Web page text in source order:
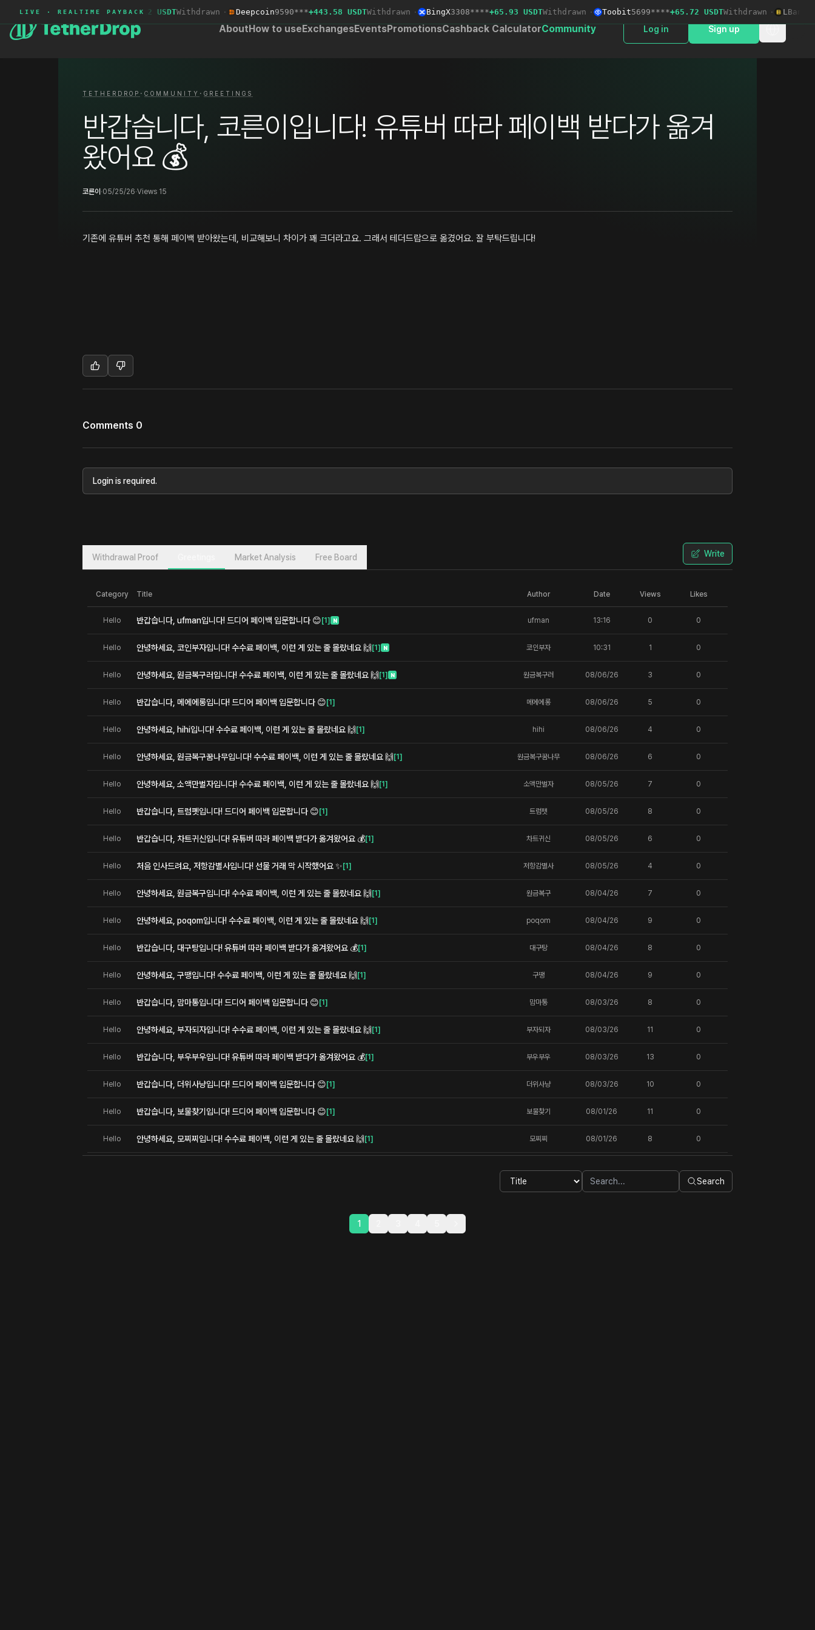
LIVE · REALTIME PAYBACK
OrangeX 2380****+52.12 USDTWithdrawn · Deepcoin9590***+443.58 USDTWithdrawn · BingX3308****+65.93 USDTWithdrawn · Toobit5699****+65.72 USDTWithdrawn · LBank
AboutHow to useExchangesEventsPromotionsCashback CalculatorCommunity Log in Sign up
TETHERDROP · COMMUNITY · GREETINGS
반갑습니다, 코른이입니다! 유튜버 따라 페이백 받다가 옮겨
왔어요 💰
코른이 ·05/25/26·Views 15
기존에 유튜버 추천 통해 페이백 받아왔는데, 비교해보니 차이가 꽤 크더라고요. 그래서 테더드랍으로 옮겼어요. 잘 부탁드립니다!
Comments 0
Login is required.
Withdrawal Proof Market Analysis Free Board Write
Category Title Author Date Views Likes
Hello 반갑습니다, ufman입니다! 드디어 페이백 입문합니다 😊 [1 ] N ufman 13:16 0 0
Hello 안녕하세요, 코인부자입니다! 수수료 페이백, 이런 게 있는 줄 몰랐네요 🙌 [1 ] N 코인부자 10:31 1 0
Hello 안녕하세요, 원금복구러입니다! 수수료 페이백, 이런 게 있는 줄 몰랐네요 🙌 [1 ] N 원금복구러 08/06/26 3 0
Hello 반갑습니다, 메에에롱입니다! 드디어 페이백 입문합니다 😊 [1 ] 메에에롱 08/06/26 5 0
Hello 안녕하세요, hihi입니다! 수수료 페이백, 이런 게 있는 줄 몰랐네요 🙌 [1 ] hihi 08/06/26 4 0
Hello 안녕하세요, 원금복구꿈나무입니다! 수수료 페이백, 이런 게 있는 줄 몰랐네요 🙌 [1 ] 원금복구꿈나무 08/06/26 6 0
Hello 안녕하세요, 소액만벌자입니다! 수수료 페이백, 이런 게 있는 줄 몰랐네요 🙌 [1 ] 소액만벌자 08/05/26 7 0
Hello 반갑습니다, 트럼펫입니다! 드디어 페이백 입문합니다 😊 [1 ] 트럼펫 08/05/26 8 0
Hello 반갑습니다, 차트귀신입니다! 유튜버 따라 페이백 받다가 옮겨왔어요 💰[1 ] 차트귀신 08/05/26 6 0
Hello 처음 인사드려요, 저항감별사입니다! 선물 거래 막 시작했어요 ✨ [1 ] 저항감별사 08/05/26 4 0
Hello 안녕하세요, 원금복구입니다! 수수료 페이백, 이런 게 있는 줄 몰랐네요 🙌 [1 ] 원금복구 08/04/26 7 0
Hello 안녕하세요, poqom입니다! 수수료 페이백, 이런 게 있는 줄 몰랐네요 🙌 [1 ] poqom 08/04/26 9 0
Hello 반갑습니다, 대구탕입니다! 유튜버 따라 페이백 받다가 옮겨왔어요 💰[1 ] 대구탕 08/04/26 8 0
Hello 안녕하세요, 구땡입니다! 수수료 페이백, 이런 게 있는 줄 몰랐네요 🙌 [1 ] 구땡 08/04/26 9 0
Hello 반갑습니다, 맘마통입니다! 드디어 페이백 입문합니다 😊 [1 ] 맘마통 08/03/26 8 0
Hello 안녕하세요, 부자되자입니다! 수수료 페이백, 이런 게 있는 줄 몰랐네요 🙌 [1 ] 부자되자 08/03/26 11 0
Hello 반갑습니다, 부우부우입니다! 유튜버 따라 페이백 받다가 옮겨왔어요 💰[1 ] 부우부우 08/03/26 13 0
Hello 반갑습니다, 더위사냥입니다! 드디어 페이백 입문합니다 😊 [1 ] 더위사냥 08/03/26 10 0
Hello 반갑습니다, 보물찾기입니다! 드디어 페이백 입문합니다 😊 [1 ] 보물찾기 08/01/26 11 0
Hello 안녕하세요, 모찌찌입니다! 수수료 페이백, 이런 게 있는 줄 몰랐네요 🙌 [1 ] 모찌찌 08/01/26 8 0
Search
1